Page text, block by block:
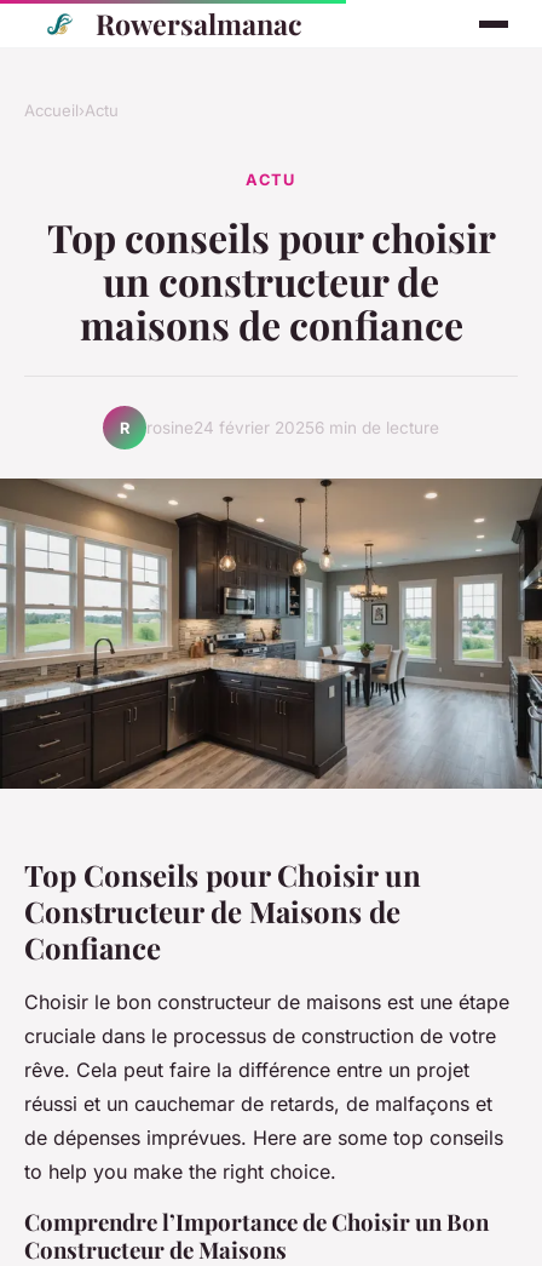
Rowersalmanac
Accueil›Actu
ACTU
Top conseils pour choisir
un constructeur de
maisons de confiance
R rosine24 février 20256 min de lecture
Top Conseils pour Choisir un
Constructeur de Maisons de
Confiance
Choisir le bon constructeur de maisons est une étape
cruciale dans le processus de construction de votre
rêve. Cela peut faire la différence entre un projet
réussi et un cauchemar de retards, de malfaçons et
de dépenses imprévues. Here are some top conseils
to help you make the right choice.
Comprendre l’Importance de Choisir un Bon
Constructeur de Maisons